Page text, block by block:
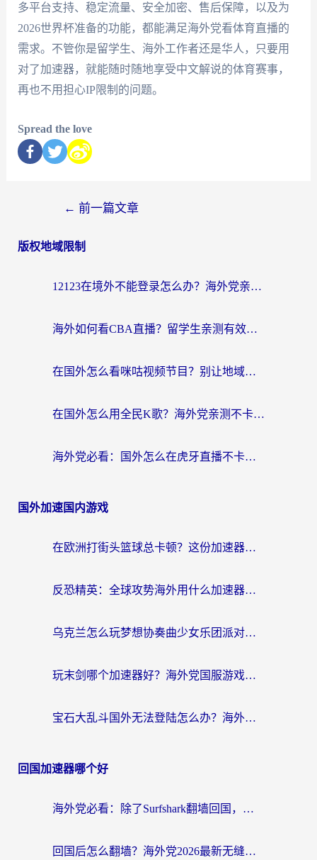
多平台支持、稳定流量、安全加密、售后保障，以及为
2026世界杯准备的功能，都能满足海外党看体育直播的
需求。不管你是留学生、海外工作者还是华人，只要用
对了加速器，就能随时随地享受中文解说的体育赛事，
再也不用担心IP限制的问题。
Spread the love
← 前一篇文章
版权地域限制
12123在境外不能登录怎么办？海外党亲测有效的回国加速方案
海外如何看CBA直播？留学生亲测有效的体育赛事观看指南
在国外怎么看咪咕视频节目？别让地域限制挡住你的追剧自由
在国外怎么用全民K歌？海外党亲测不卡顿的回国加速秘籍
海外党必看：国外怎么在虎牙直播不卡顿？附腾讯视频网易云音乐解决方案
国外加速国内游戏
在欧洲打街头篮球总卡顿？这份加速器选择指南帮你解决延迟难题
反恐精英：全球攻势海外用什么加速器登录？海外党国服游戏畅玩指南
乌克兰怎么玩梦想协奏曲少女乐团派对？海外党国服游戏加速全攻略（附欧洲重生细胞荒野行动不卡技巧）
玩末剑哪个加速器好？海外党国服游戏畅玩终极指南（附3款热门游戏实测）
宝石大乱斗国外无法登陆怎么办？海外玩家专属加速指南（附穿越火线原野传说解决方案）
回国加速器哪个好
海外党必看：除了Surfshark翻墙回国，这些加速器选择技巧你真的懂吗？
回国后怎么翻墙？海外党2026最新无缝访问国内资源全攻略（附对比实测）